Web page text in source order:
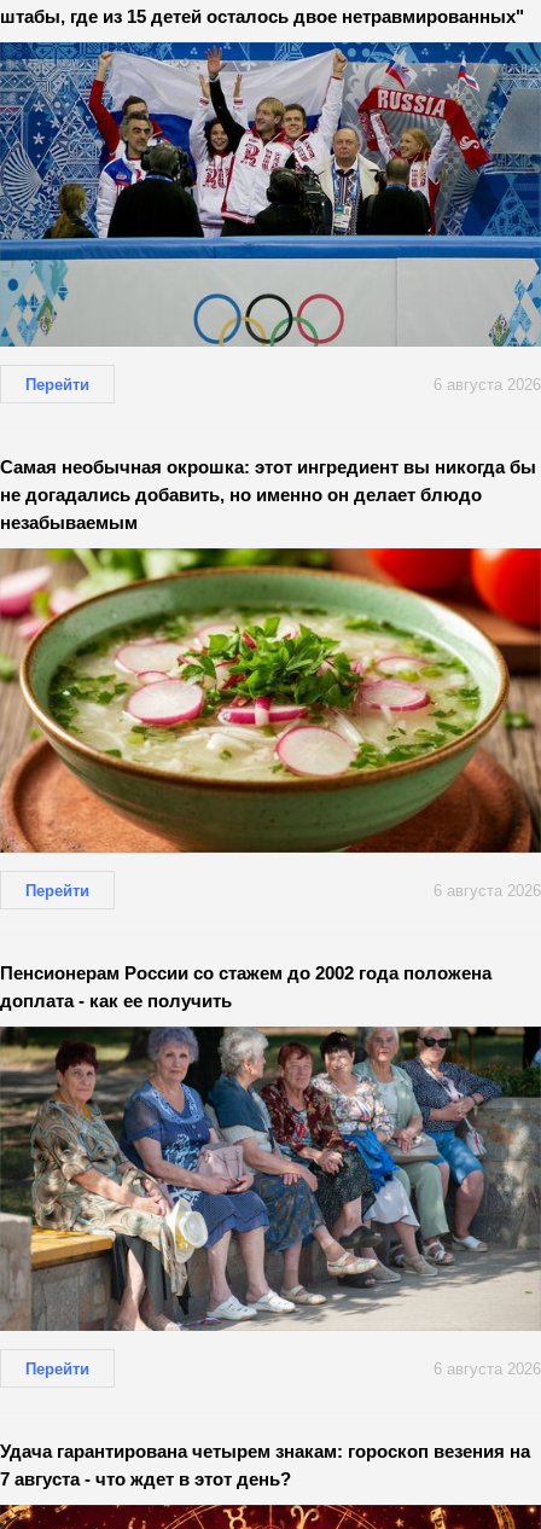
штабы, где из 15 детей осталось двое нетравмированных"
Перейти 6 августа 2026
Самая необычная окрошка: этот ингредиент вы никогда бы
не догадались добавить, но именно он делает блюдо
незабываемым
Перейти 6 августа 2026
Пенсионерам России со стажем до 2002 года положена
доплата - как ее получить
Перейти 6 августа 2026
Удача гарантирована четырем знакам: гороскоп везения на
7 августа - что ждет в этот день?